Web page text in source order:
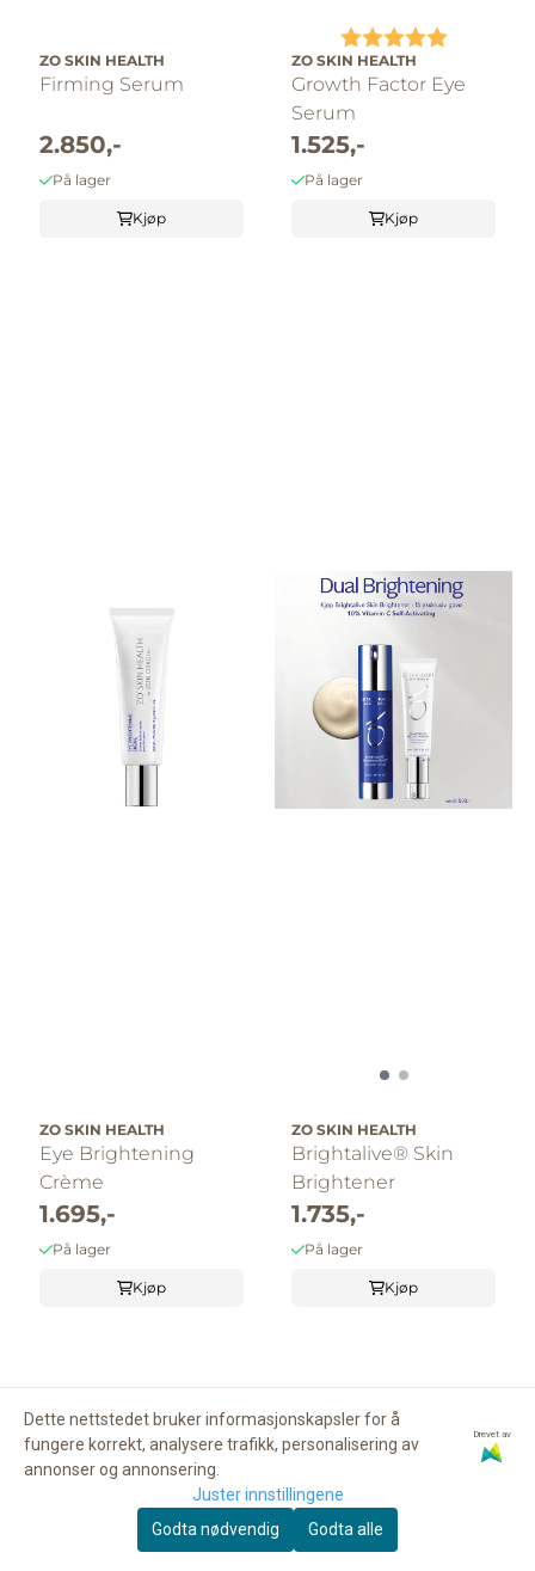
ZO SKIN HEALTH
Firming Serum
2.850,-
På lager
Kjøp
Karakter: 5.0 av 5
ZO SKIN HEALTH
Growth Factor Eye
Serum
1.525,-
På lager
Kjøp
ZO SKIN HEALTH
Eye Brightening
Crème
1.695,-
På lager
Kjøp
ZO SKIN HEALTH
Brightalive® Skin
Brightener
1.735,-
På lager
Kjøp
Dette nettstedet bruker informasjonskapsler for å
fungere korrekt, analysere trafikk, personalisering av
annonser og annonsering.
Drevet av
Juster innstillingene
Godta nødvendig
Godta alle